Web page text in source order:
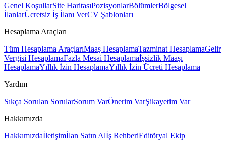
Genel KoşullarSite HaritasıPozisyonlarBölümlerBölgesel
İlanlarÜcretsiz İş İlanı VerCV Şablonları
Hesaplama Araçları
Tüm Hesaplama AraçlarıMaaş HesaplamaTazminat HesaplamaGelir
Vergisi HesaplamaFazla Mesai Hesaplamaİşsizlik Maaşı
HesaplamaYıllık İzin HesaplamaYıllık İzin Ücreti Hesaplama
Yardım
Sıkça Sorulan SorularSorum VarÖnerim VarŞikayetim Var
Hakkımızda
Hakkımızdaİletişimİlan Satın Alİş RehberiEditöryal Ekip